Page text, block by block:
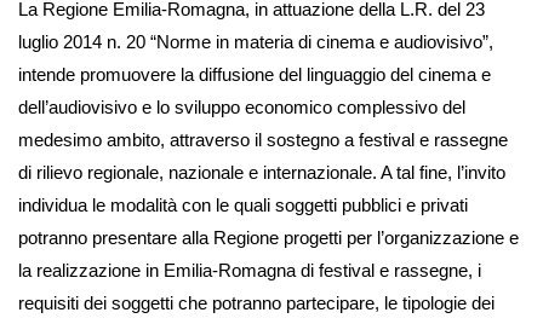
La Regione Emilia-Romagna, in attuazione della L.R. del 23
luglio 2014 n. 20 “Norme in materia di cinema e audiovisivo”,
intende promuovere la diffusione del linguaggio del cinema e
dell’audiovisivo e lo sviluppo economico complessivo del
medesimo ambito, attraverso il sostegno a festival e rassegne
di rilievo regionale, nazionale e internazionale. A tal fine, l’invito
individua le modalità con le quali soggetti pubblici e privati
potranno presentare alla Regione progetti per l’organizzazione e
la realizzazione in Emilia-Romagna di festival e rassegne, i
requisiti dei soggetti che potranno partecipare, le tipologie dei